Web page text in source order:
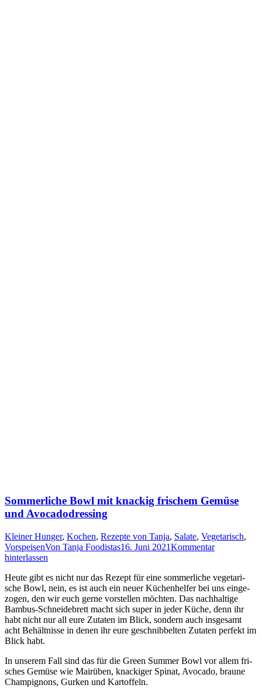
Sommerliche Bowl mit knackig frischem Gemüse
und Avocadodressing
Kleiner Hunger, Kochen, Rezepte von Tanja, Salate, Vegetarisch,
VorspeisenVon Tanja Foodistas16. Juni 2021Kommentar
hinterlassen
Heu­te gibt es nicht nur das Rezept für eine som­mer­li­che vege­ta­ri­
sche Bowl, nein, es ist auch ein neu­er Küchen­hel­fer bei uns ein­ge­
zo­gen, den wir euch ger­ne vor­stel­len möch­ten. Das nach­hal­ti­ge
Bam­bus-Schnei­de­brett macht sich super in jeder Küche, denn ihr
habt nicht nur all eure Zuta­ten im Blick, son­dern auch ins­ge­samt
acht Behält­nis­se in denen ihr eure geschnib­bel­ten Zuta­ten per­fekt im
Blick habt.
In unse­rem Fall sind das für die Green Sum­mer Bowl vor allem fri­
sches Gemü­se wie Mai­rü­ben, kna­cki­ger Spi­nat, Avo­ca­do, brau­ne
Cham­pi­gnons, Gur­ken und Kartoffeln.